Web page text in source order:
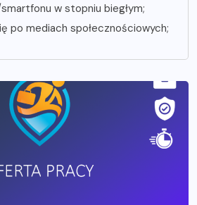
w stopniu biegłym;
po mediach społecznościowych;